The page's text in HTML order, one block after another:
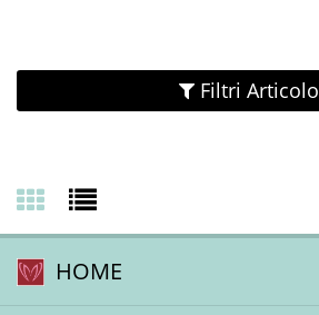
Filtri Articolo
HOME